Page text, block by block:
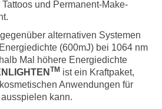
und Permanent-Make-
gegenüber alternativen Systemen
(600mJ) bei 1064 nm
Mal höhere Energiedichte
TM ist ein Kraftpaket,
Anwendungen für
kann.